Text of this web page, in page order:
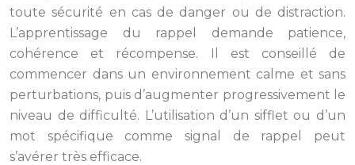
toute sécurité en cas de danger ou de distraction.
L’apprentissage du rappel demande patience,
cohérence et récompense. Il est conseillé de
commencer dans un environnement calme et sans
perturbations, puis d’augmenter progressivement le
niveau de difficulté. L’utilisation d’un sifflet ou d’un
mot spécifique comme signal de rappel peut
s’avérer très efficace.